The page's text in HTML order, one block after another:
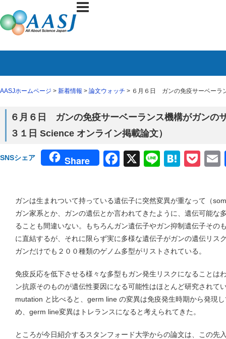
AASJホームページ > 新着情報 > 論文ウォッチ > ６月６日 ガンの免疫サーベーラ
６月６日 ガンの免疫サーベーランス機構がガンの
３１日 Science オンライン掲載論文）
SNSシェア Share Facebook
X Line
ガンは生まれついて持っている遺伝子に突然変異が重なって（
ガン家系とか、ガンの遺伝とか言われてきたように、遺伝可能な
ることも間違いない。もちろんガン遺伝子やガン抑制遺伝子その
に直結するが、それに限らず実に多様な遺伝子がガンの遺伝リス
ガンだけでも２００種類のゲノム多型がリストされている。
免疫反応を低下させる様々な多型もガン発生リスクになることは
ン抗原そのものが遺伝性要因になる可能性はほとんど研究されて
mutation と比べると、germ line の変異は免疫発生時期から発現
め、germ line変異はトレランスになると考えられてきた。
ところが今日紹介するスタンフォード大学からの論文は、この先